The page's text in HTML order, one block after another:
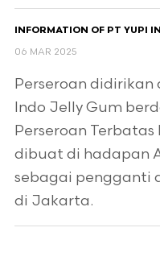
INFORMATION OF PT YUPI
06 MAR 2025
Perseroan didirikan
Indo Jelly Gum
Perseroan Terbatas
dibuat di hadapan
sebagai pengganti
di Jakarta.